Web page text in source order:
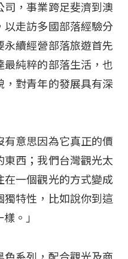
司，事業跨足斐濟到澳
以走訪多國部落經驗分
永續經營部落旅遊首先
最純粹的部落生活，也
，對青年的發展具有深
意思因為它真正的價
東西；我們台灣觀光太
在一個觀光的方式變成
獨特性，比如說你到這
。」